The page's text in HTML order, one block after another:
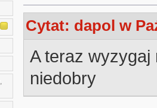
Cytat: dapol w
A teraz wyzygaj
niedobry